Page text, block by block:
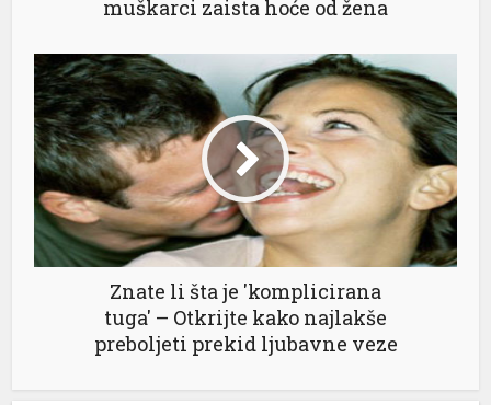
muškarci zaista hoće od žena
Znate li šta je 'komplicirana
tuga' – Otkrijte kako najlakše
preboljeti prekid ljubavne veze